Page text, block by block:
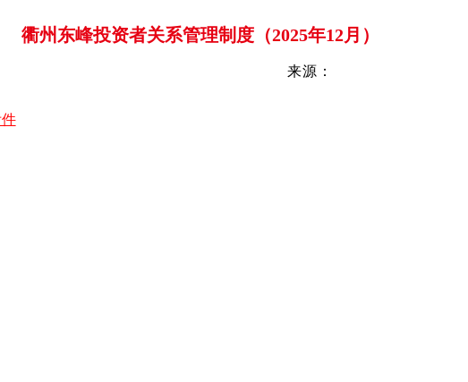
衢州东峰投资者关系管理制度（2025年12月）
来源：